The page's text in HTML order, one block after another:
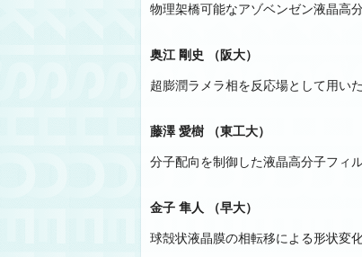
物理架橋可能なアゾベンゼン液晶高
奥江 剛史 （阪大）
超膨潤ラメラ相を反応場として用い
藤澤 愛樹 （東工大）
分子配向を制御した液晶高分子フィ
金子 隼人 （早大）
球殻状液晶膜の相転移による形状変